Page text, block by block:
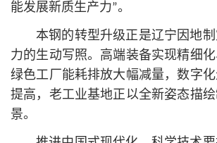
能发展新质生产力”。
本钢的转型升级正是辽宁因地
力的生动写照。高端装备实现精细化
绿色工厂能耗排放大幅减量，数字
提高，老工业基地正以全新姿态描
景。